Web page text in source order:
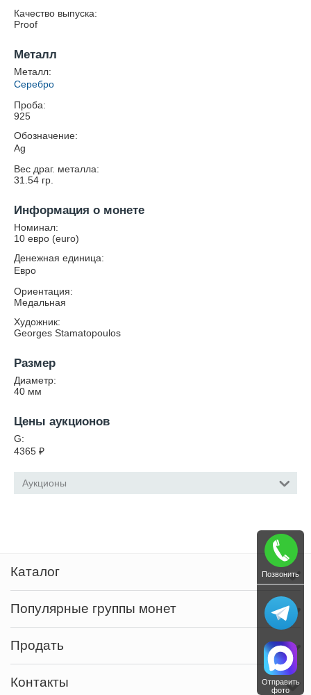
Качество выпуска:
Proof
Металл
Металл:
Серебро
Проба:
925
Обозначение:
Ag
Вес драг. металла:
31.54 гр.
Информация о монете
Номинал:
10 евро (euro)
Денежная единица:
Евро
Ориентация:
Медальная
Художник:
Georges Stamatopoulos
Размер
Диаметр:
40 мм
Цены аукционов
G:
4365 ₽
Аукционы
Каталог
Популярные группы монет
Продать
Контакты
Позвонить
Отправить
фото